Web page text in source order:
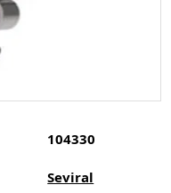
104330
Seviral